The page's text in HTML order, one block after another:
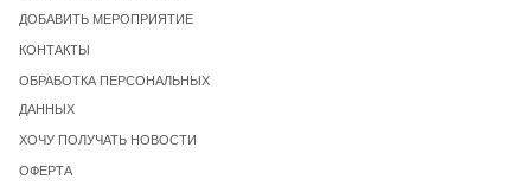
ДОБАВИТЬ МЕРОПРИЯТИЕ
КОНТАКТЫ
ОБРАБОТКА ПЕРСОНАЛЬНЫХ
ДАННЫХ
ХОЧУ ПОЛУЧАТЬ НОВОСТИ
ОФЕРТА